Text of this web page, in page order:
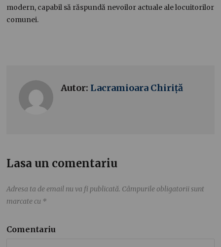
modern, capabil să răspundă nevoilor actuale ale locuitorilor
comunei.
Autor: Lacramioara Chiriță
Lasa un comentariu
Adresa ta de email nu va fi publicată. Câmpurile obligatorii sunt
marcate cu *
Comentariu